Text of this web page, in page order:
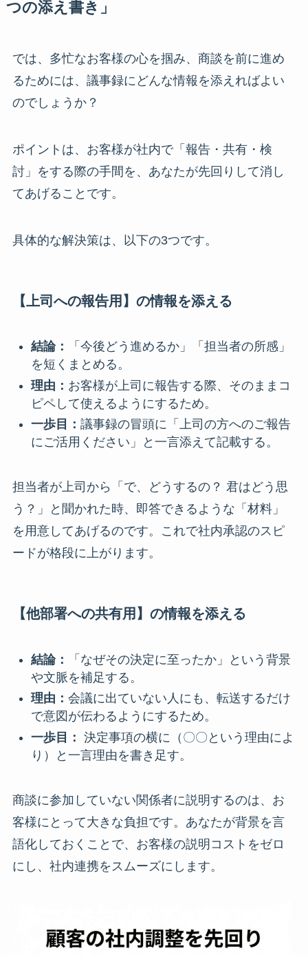
つの添え書き」
では、多忙なお客様の心を掴み、商談を前に進め
るためには、議事録にどんな情報を添えればよい
のでしょうか？
ポイントは、お客様が社内で「報告・共有・検
討」をする際の手間を、あなたが先回りして消し
てあげることです。
具体的な解決策は、以下の3つです。
【上司への報告用】の情報を添える
結論：
「今後どう進めるか」「担当者の所感」
を短くまとめる。
理由： お客様が上司に報告する際、そのままコ
ピペして使えるようにするため。
一歩目： 議事録の冒頭に「上司の方へのご報告
にご活用ください」と一言添えて記載する。
担当者が上司から「で、どうするの？ 君はどう思
う？」と聞かれた時、即答できるような「材料」
を用意してあげるのです。これで社内承認のスピ
ードが格段に上がります。
【他部署への共有用】の情報を添える
結論：
「なぜその決定に至ったか」という背景
や文脈を補足する。
理由： 会議に出ていない人にも、転送するだけ
で意図が伝わるようにするため。
一歩目： 決定事項の横に（〇〇という理由によ
り）と一言理由を書き足す。
商談に参加していない関係者に説明するのは、お
客様にとって大きな負担です。あなたが背景を言
語化しておくことで、お客様の説明コストをゼロ
にし、社内連携をスムーズにします。